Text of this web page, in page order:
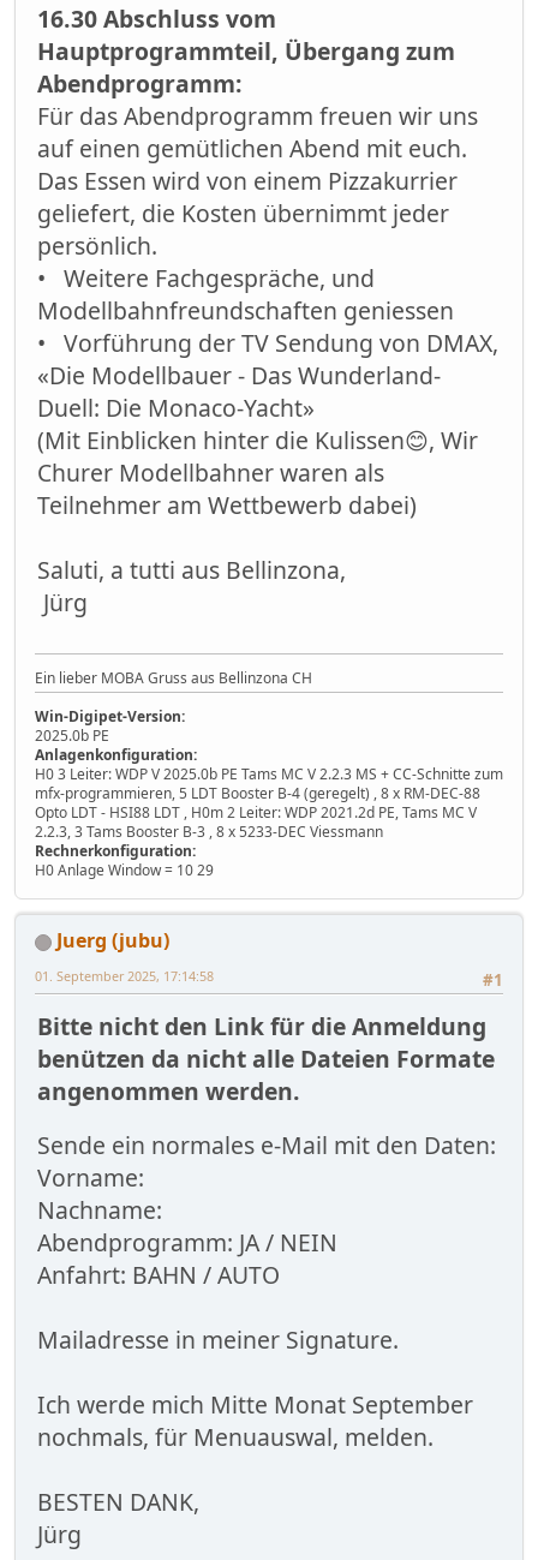
16.30 Abschluss vom
Hauptprogrammteil, Übergang zum
Abendprogramm:
Für das Abendprogramm freuen wir uns
auf einen gemütlichen Abend mit euch.
Das Essen wird von einem Pizzakurrier
geliefert, die Kosten übernimmt jeder
persönlich.
• Weitere Fachgespräche, und
Modellbahnfreundschaften geniessen
• Vorführung der TV Sendung von DMAX,
«Die Modellbauer - Das Wunderland-
Duell: Die Monaco-Yacht»
(Mit Einblicken hinter die Kulissen😊, Wir
Churer Modellbahner waren als
Teilnehmer am Wettbewerb dabei)
Saluti, a tutti aus Bellinzona,
Jürg
Ein lieber MOBA Gruss aus Bellinzona CH
Win-Digipet-Version:
2025.0b PE
Anlagenkonfiguration:
H0 3 Leiter: WDP V 2025.0b PE Tams MC V 2.2.3 MS + CC-Schnitte zum
mfx-programmieren, 5 LDT Booster B-4 (geregelt) , 8 x RM-DEC-88
Opto LDT - HSI88 LDT , H0m 2 Leiter: WDP 2021.2d PE, Tams MC V
2.2.3, 3 Tams Booster B-3 , 8 x 5233-DEC Viessmann
Rechnerkonfiguration:
H0 Anlage Window = 10 29
Juerg (jubu)
#1
01. September 2025, 17:14:58
Bitte nicht den Link für die Anmeldung
benützen da nicht alle Dateien Formate
angenommen werden.
Sende ein normales e-Mail mit den Daten:
Vorname:
Nachname:
Abendprogramm: JA / NEIN
Anfahrt: BAHN / AUTO
Mailadresse in meiner Signature.
Ich werde mich Mitte Monat September
nochmals, für Menuauswal, melden.
BESTEN DANK,
Jürg